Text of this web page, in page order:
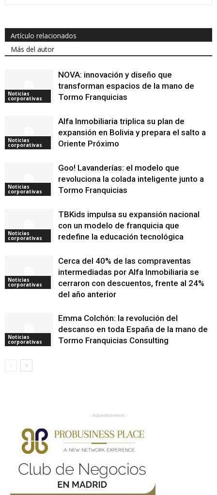
Artículo relacionados
Más del autor
Noticias
corporativas
NOVA: innovación y diseño que
transforman espacios de la mano de
Tormo Franquicias
Noticias
corporativas
Alfa Inmobiliaria triplica su plan de
expansión en Bolivia y prepara el salto a
Oriente Próximo
Noticias
corporativas
Goo! Lavanderías: el modelo que
revoluciona la colada inteligente junto a
Tormo Franquicias
Noticias
corporativas
TBKids impulsa su expansión nacional
con un modelo de franquicia que
redefine la educación tecnológica
Noticias
corporativas
Cerca del 40% de las compraventas
intermediadas por Alfa Inmobiliaria se
cerraron con descuentos, frente al 24%
del año anterior
Noticias
corporativas
Emma Colchón: la revolución del
descanso en toda España de la mano de
Tormo Franquicias Consulting
- Advertisement -